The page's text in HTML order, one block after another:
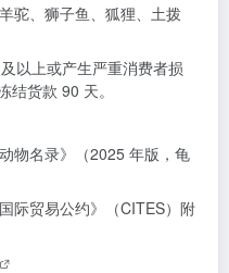
驼、狮子鱼、狐狸、土拨
以上或产生严重消费者损
货款 90 天。
物名录》（2025 年版，龟
际贸易公约》（CITES）附